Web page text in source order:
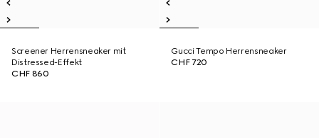
Screener Herrensneaker mit
Distressed-Effekt
CHF 860
Gucci Tempo Herrensneaker
CHF 720